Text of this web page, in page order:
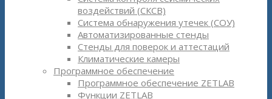
воздействий (СКСВ)
Система обнаружения утечек (СОУ)
Автоматизированные стенды
Стенды для поверок и аттестаций
Климатические камеры
Программное обеспечение
Программное обеспечение ZETLAB
Функции ZETLAB